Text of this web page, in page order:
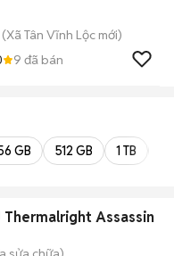
(Xã Tân Vĩnh Lộc mới)
9 đã bán
GB 512 GB 1 TB
Thermalright Assassin